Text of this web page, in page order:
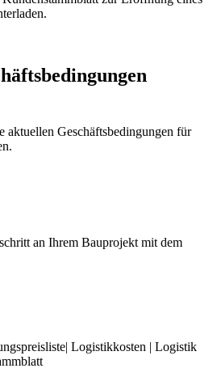
aktuellen Geschäftsbedingungen für
an Ihrem Bauprojekt mit dem
Logistikkosten | Logistik